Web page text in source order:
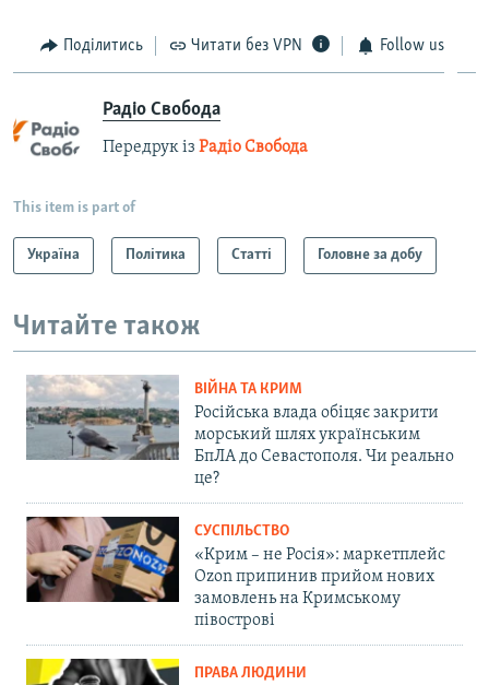
Поділитись Читати без VPN Follow us
Радіо Свобода
Передрук із Радіо Свобода
This item is part of
Україна Політика Статті Головне за добу
Читайте також
ВІЙНА ТА КРИМ
Російська влада обіцяє закрити
морський шлях українським
БпЛА до Севастополя. Чи реально
це?
СУСПІЛЬСТВО
«Крим – не Росія»: маркетплейс
Ozon припинив прийом нових
замовлень на Кримському
півострові
ПРАВА ЛЮДИНИ